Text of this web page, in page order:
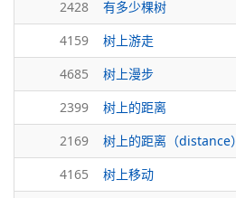
2428 有多少棵树
4159 树上游走
4685 树上漫步
2399 树上的距离
2169 树上的距离（distance）
4165 树上移动